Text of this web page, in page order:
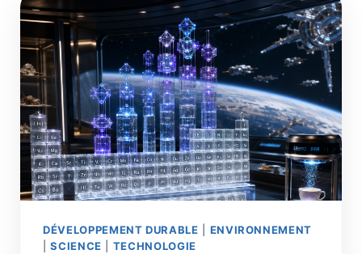
PROSPÉRITÉ
ÉCOLOGIQUE
ET
LA
SORTIE
DU
20E
SIÈCLE
DÉVELOPPEMENT DURABLE
ENVIRONNEMENT
|SCIENCE TECHNOLOGIE